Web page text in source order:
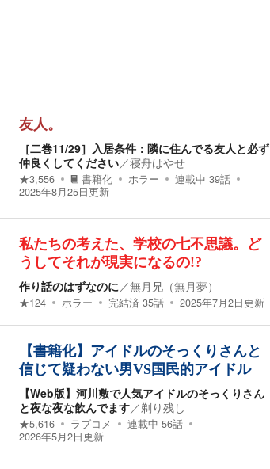
友人。
［二巻11/29］入居条件：隣に住んでる友人と必ず
仲良くしてください／寝舟はやせ
★3,556 書籍化 ホラー 連載中 39話
2025年8月25日更新
私たちの考えた、学校の七不思議。ど
うしてそれが現実になるの!?
作り話のはずなのに／無月兄（無月夢）
★124 ホラー 完結済 35話 2025年7月2日更新
【書籍化】アイドルのそっくりさんと
信じて疑わない男VS国民的アイドル
【Web版】河川敷で人気アイドルのそっくりさん
と夜な夜な飲んでます／剃り残し
★5,616 ラブコメ 連載中 56話
2026年5月2日更新